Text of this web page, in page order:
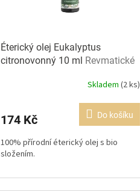
Éterický olej Eukalyptus
citronovonný 10 ml Revmatické
Skladem (2 ks)
174 Kč Do košíku
100% přírodní éterický olej s bio
složením.